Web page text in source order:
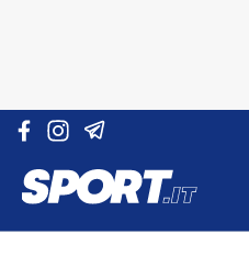
Vai al contenuto